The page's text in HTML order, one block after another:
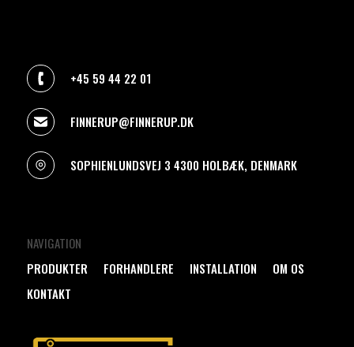
+45 59 44 22 01
FINNERUP@FINNERUP.DK
SOPHIENLUNDSVEJ 3 4300 HOLBÆK, DENMARK
NAVIGATION
PRODUKTER
FORHANDLERE INSTALLATION
OM OS
KONTAKT